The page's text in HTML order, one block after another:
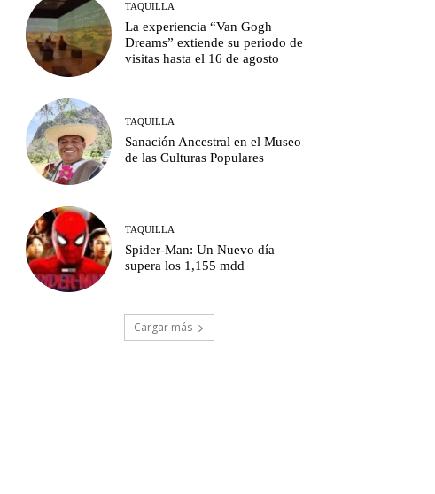
TAQUILLA
La experiencia “Van Gogh
Dreams” extiende su periodo de
visitas hasta el 16 de agosto
TAQUILLA
Sanación Ancestral en el Museo
de las Culturas Populares
TAQUILLA
Spider-Man: Un Nuevo día
supera los 1,155 mdd
Cargar más